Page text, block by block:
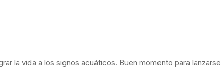
la vida a los signos acuáticos. Buen momento para lanzarse